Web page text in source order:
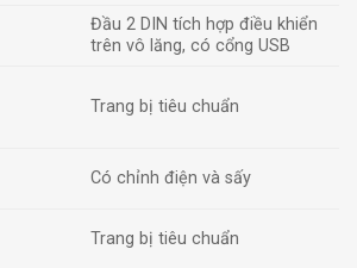
Đầu 2 DIN tích hợp điều khiển
trên vô lăng, có cổng USB
Trang bị tiêu chuẩn
Có chỉnh điện và sấy
Trang bị tiêu chuẩn